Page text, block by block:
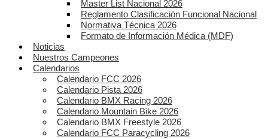
Master List Nacional 2026
Reglamento Clasificación Funcional Nacional
Normativa Técnica 2026
Formato de Información Médica (MDF)
Noticias
Nuestros Campeones
Calendarios
Calendario FCC 2026
Calendario Pista 2026
Calendario BMX Racing 2026
Calendario Mountain Bike 2026
Calendario BMX Freestyle 2026
Calendario FCC Paracycling 2026